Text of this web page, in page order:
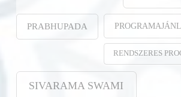
PRABHUPADA
RENDSZERES
SIVARAMA SWAMI